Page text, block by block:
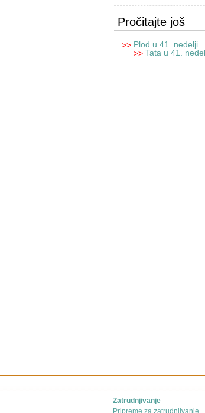
Pročitajte još
>> Plod u 41. nedelji
>> Tata u 41.
Zatrudnjivanje
Pripreme za zatrudnjivanje